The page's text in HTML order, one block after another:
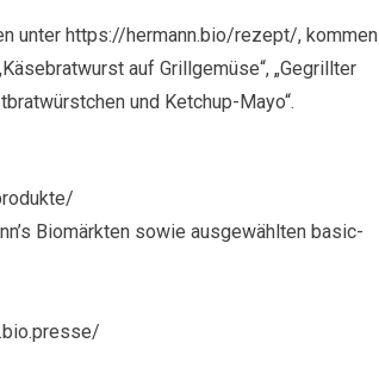
unter https://hermann.bio/rezept/, kommen
auf Grillgemüse“, „Gegrillter
und Ketchup-Mayo“.
Biomärkten sowie ausgewählten basic-